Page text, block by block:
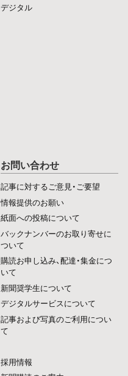
デジタル
お問い合わせ
記事に対するご意見・ご要望
情報提供のお願い
紙面への投稿について
バックナンバーのお取り寄せに
ついて
購読お申し込み、配達・集金につ
いて
新聞奨学生について
デジタルサービスについて
記事および写真のご利用につい
て
採用情報